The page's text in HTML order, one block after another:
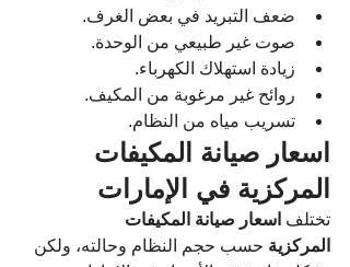
ضعف التبريد في بعض الغرف.
صوت غير طبيعي من الوحدة.
زيادة استهلاك الكهرباء.
روائح غير مرغوبة من المكيف.
تسريب مياه من النظام.
اسعار صيانة المكيفات
المركزية في الإمارات
تختلف اسعار صيانة المكيفات
المركزية حسب حجم النظام وحالته، ولكن